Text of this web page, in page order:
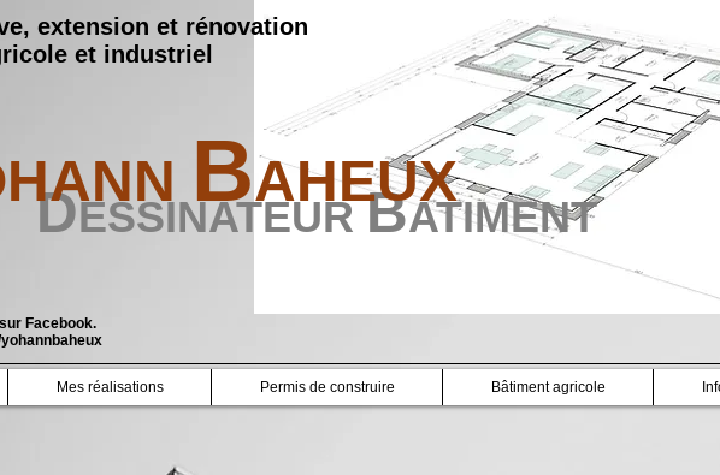
DESSINATEURBATIMENT
BAHEUX
extension et rénovation
et industriel
Facebook.
Mes réalisations Permis de construire Bâtiment agricole